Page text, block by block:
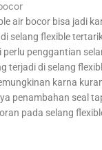
air bocor bisa jadi
selang flexible
perlu penggantian
terjadi di selang
karna
penambahan seal
pada selang